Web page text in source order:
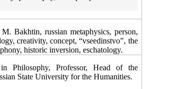
Bakhtin, russian metaphysics, person,
creativity, concept, “vseedinstvo”, the
historic inversion, eschatology.
Philosophy, Professor, Head of the
State University for the Humanities.